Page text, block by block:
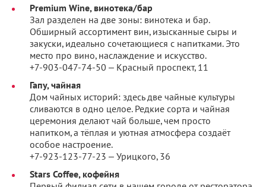
Premium Wine, винотека/бар
Зал разделен на две зоны: винотека и бар.
Обширный ассортимент вин, изысканные сыры и
закуски, идеально сочетающиеся с напитками. Это
место про вино, наслаждение и искусство.
+7-903-047-74-50 ‒ Красный проспект, 11
Гапу, чайная
Дом чайных историй: здесь две чайные культуры
сливаются в одно целое. Редкие сорта и чайная
церемония делают чай больше, чем просто
напитком, а тёплая и уютная атмосфера создаёт
особое настроение.
+7-923-123-77-23 ‒ Урицкого, 36
Stars Coffee, кофейня